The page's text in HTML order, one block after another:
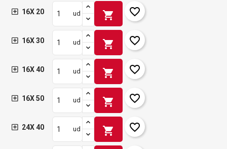
16X 20 ud shopping_cart favorite_border
16X 30 ud shopping_cart favorite_border
16X 40 ud shopping_cart favorite_border
16X 50 ud shopping_cart favorite_border
24X 40 ud shopping_cart favorite_border